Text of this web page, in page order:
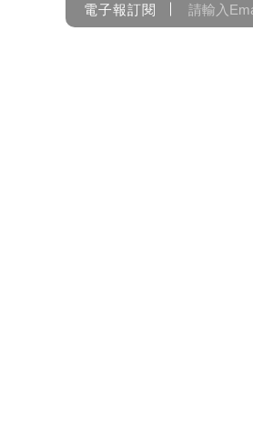
電子報訂閱